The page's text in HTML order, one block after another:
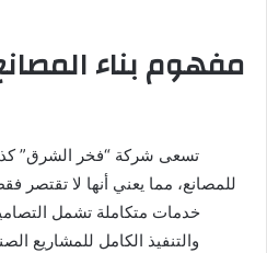
مفهوم بناء
تسعى شركة “فخر الشرق”
للمصانع، مما يعني أنها لا تقتصر
خدمات متكاملة تشمل
والتنفيذ الكامل للمشاريع